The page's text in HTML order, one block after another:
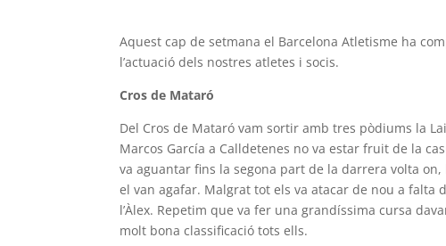
Aquest cap de setmana el Barcelona Atletisme ha
l’actuació dels nostres atletes i socis.
Cros de Mataró
Del Cros de Mataró vam sortir amb tres pòdiums la
Marcos García a Calldetenes no va estar fruit de la
va aguantar fins la segona part de la darrera volta on,
el van agafar. Malgrat tot els va atacar de nou a
l’Àlex. Repetim que va fer una grandíssima cursa
molt bona classificació tots ells.